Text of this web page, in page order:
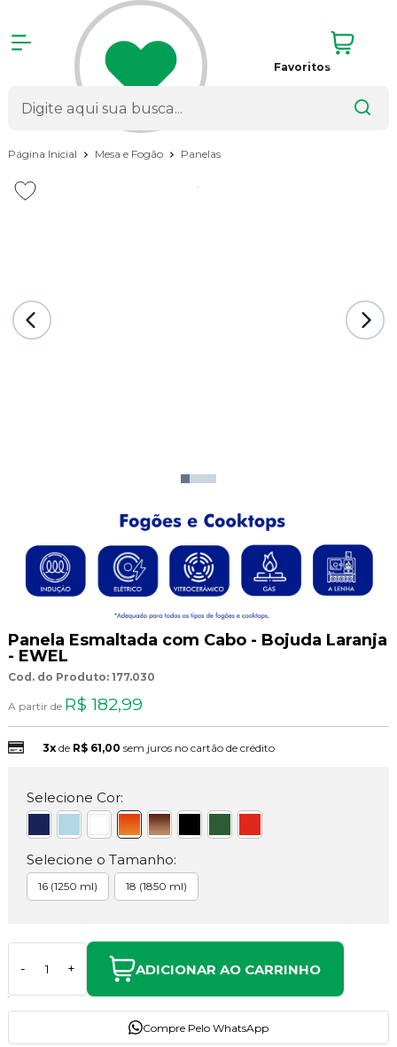
Favoritos
Página Inicial Mesa e Fogão Panelas
Panela Esmaltada com Cabo - Bojuda Laranja
- EWEL
Cod. do Produto: 177.030
A partir de R$ 182,99
3xde R$ 61,00 sem juros no cartão de crédito
Selecione Cor:
Selecione o Tamanho:
16 (1250 ml) 18 (1850 ml)
- + ADICIONAR AO CARRINHO
Compre Pelo WhatsApp